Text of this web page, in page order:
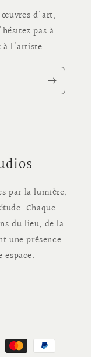
œuvres d'art,
pas à
à l'artiste.
par la lumière,
Chaque
du lieu, de la
une présence